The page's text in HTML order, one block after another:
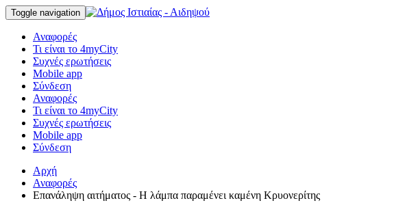
Toggle navigation
Αναφορές
Τι είναι το 4myCity
Συχνές ερωτήσεις
Mobile app
Σύνδεση
Αναφορές
Τι είναι το 4myCity
Συχνές ερωτήσεις
Mobile app
Σύνδεση
Αρχή
Αναφορές
Επανάληψη αιτήματος - Η λάμπα παραμένει καμένη Κρυονερίτης